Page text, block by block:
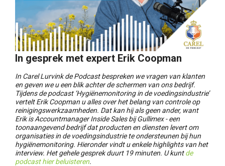
In gesprek met expert Erik Coopman
In Carel Lurvink de Podcast bespreken we vragen van klanten
en geven we u een blik achter de schermen van ons bedrijf.
Tijdens de podcast ‘Hygiënemonitoring in de voedingsindustrie’
vertelt Erik Coopman u alles over het belang van controle op
reinigingswerkzaamheden. Dat kan hij als geen ander, want
Erik is Accountmanager Inside Sales bij Gullimex - een
toonaangevend bedrijf dat producten en diensten levert om
organisaties in de voedingsindustrie te ondersteunen bij hun
hygiënemonitoring. Hieronder vindt u enkele highlights van het
interview. Het gehele gesprek duurt 19 minuten. U kuntde
podcast hier beluisteren.